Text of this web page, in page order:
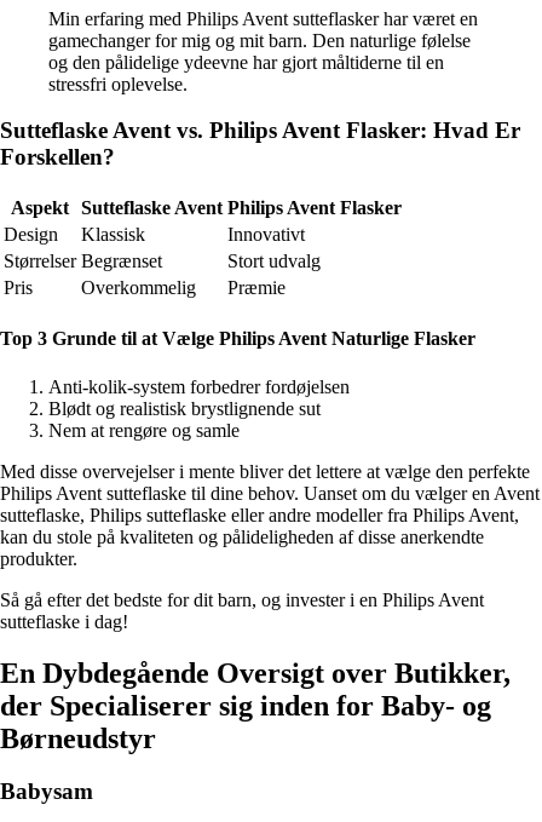
Min erfaring med Philips Avent sutteflasker har været en
gamechanger for mig og mit barn. Den naturlige følelse
og den pålidelige ydeevne har gjort måltiderne til en
stressfri oplevelse.
Sutteflaske Avent vs. Philips Avent Flasker: Hvad Er
Forskellen?
Aspekt Sutteflaske Avent Philips Avent Flasker
Design
Klassisk
Innovativt
Størrelser Begrænset
Stort udvalg
Pris
Overkommelig Præmie
Top 3 Grunde til at Vælge Philips Avent Naturlige Flasker
Anti-kolik-system forbedrer fordøjelsen
Blødt og realistisk brystlignende sut
Nem at rengøre og samle
Med disse overvejelser i mente bliver det lettere at vælge den perfekte
Philips Avent sutteflaske til dine behov. Uanset om du vælger en Avent
sutteflaske, Philips sutteflaske eller andre modeller fra Philips Avent,
kan du stole på kvaliteten og pålideligheden af disse anerkendte
produkter.
Så gå efter det bedste for dit barn, og invester i en Philips Avent
sutteflaske i dag!
En Dybdegående Oversigt over Butikker,
der Specialiserer sig inden for Baby- og
Børneudstyr
Babysam